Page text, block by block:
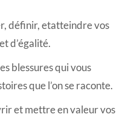
définir, etatteindre vos
d’égalité.
blessures qui vous
que l’on se raconte.
et mettre en valeur vos